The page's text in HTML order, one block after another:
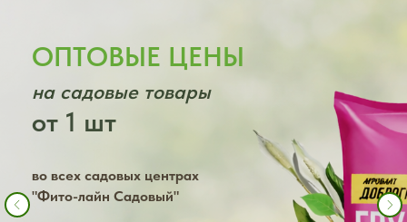
ОПТОВЫЕ ЦЕНЫ
на садовые товары
от 1 шт
во всех садовых центрах
"Фито-лайн Садовый"